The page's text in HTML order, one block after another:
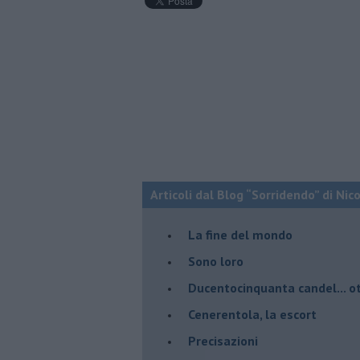
Articoli dal Blog “Sorridendo” di
La fine del mondo
Sono loro
Ducentocinquanta candel...
Cenerentola, la escort
Precisazioni